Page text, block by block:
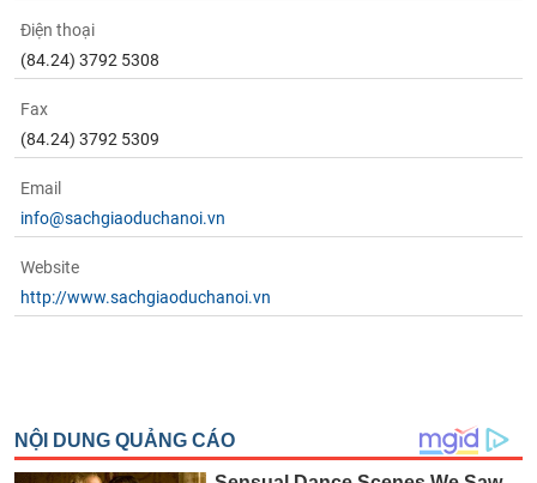
Điện thoại
(84.24) 3792 5308
Fax
(84.24) 3792 5309
Email
info@sachgiaoduchanoi.vn
Website
http://www.sachgiaoduchanoi.vn